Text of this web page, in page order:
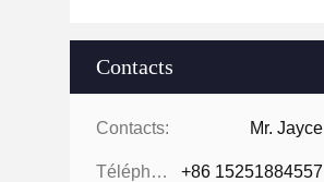
Contacts
Contacts: Mr. Jayce
Téléphone: +86 15251884557